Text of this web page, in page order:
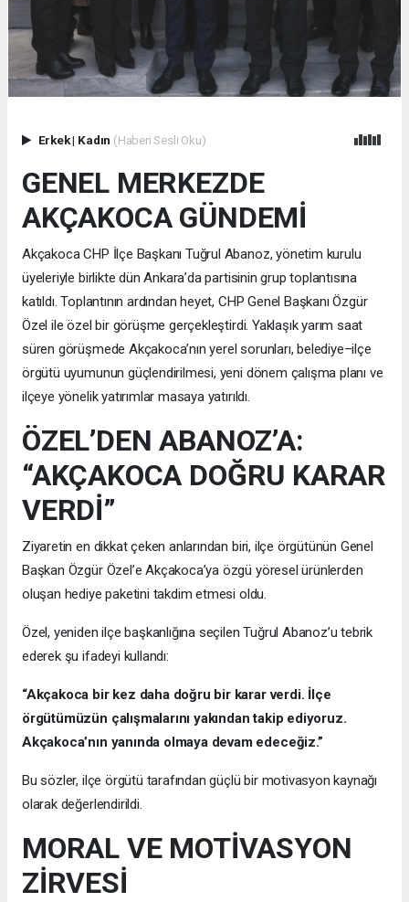
Erkek| Kadın (Haberi Sesli Oku)
GENEL MERKEZDE
AKÇAKOCA GÜNDEMİ
Akçakoca CHP İlçe Başkanı Tuğrul Abanoz, yönetim kurulu
üyeleriyle birlikte dün Ankara’da partisinin grup toplantısına
katıldı. Toplantının ardından heyet, CHP Genel Başkanı Özgür
Özel ile özel bir görüşme gerçekleştirdi. Yaklaşık yarım saat
süren görüşmede Akçakoca’nın yerel sorunları, belediye–ilçe
örgütü uyumunun güçlendirilmesi, yeni dönem çalışma planı ve
ilçeye yönelik yatırımlar masaya yatırıldı.
ÖZEL’DEN ABANOZ’A:
“AKÇAKOCA DOĞRU KARAR
VERDİ”
Ziyaretin en dikkat çeken anlarından biri, ilçe örgütünün Genel
Başkan Özgür Özel’e Akçakoca’ya özgü yöresel ürünlerden
oluşan hediye paketini takdim etmesi oldu.
Özel, yeniden ilçe başkanlığına seçilen Tuğrul Abanoz’u tebrik
ederek şu ifadeyi kullandı:
“Akçakoca bir kez daha doğru bir karar verdi. İlçe
örgütümüzün çalışmalarını yakından takip ediyoruz.
Akçakoca’nın yanında olmaya devam edeceğiz.”
Bu sözler, ilçe örgütü tarafından güçlü bir motivasyon kaynağı
olarak değerlendirildi.
MORAL VE MOTİVASYON
ZİRVESİ